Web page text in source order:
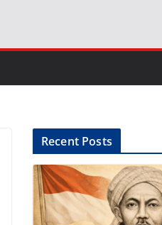
Recent Posts